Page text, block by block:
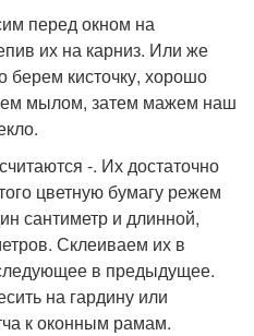
перед окном на
их на карниз. Или же
берем кисточку, хорошо
мылом, затем мажем наш
-. Их достаточно
цветную бумагу режем
сантиметр и длинной,
Склеиваем их в
в предыдущее.
на гардину или
к оконным рамам.